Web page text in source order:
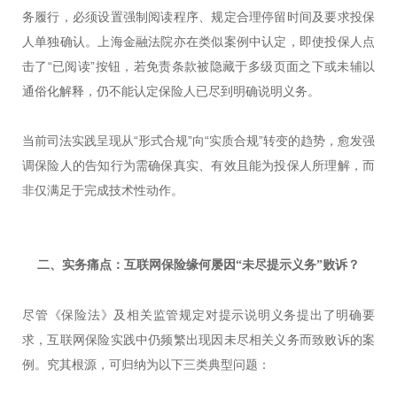
务履行，必须设置强制阅读程序、规定合理停留时间及要求投保
人单独确认。上海金融法院亦在类似案例中认定，即使投保人点
击了“已阅读”按钮，若免责条款被隐藏于多级页面之下或未辅以
通俗化解释，仍不能认定保险人已尽到明确说明义务。
当前司法实践呈现从“形式合规”向“实质合规”转变的趋势，愈发强
调保险人的告知行为需确保真实、有效且能为投保人所理解，而
非仅满足于完成技术性动作。
二、实务痛点： 互联网保险缘何屡因“未尽提示义务”败诉？
尽管《保险法》及相关监管规定对提示说明义务提出了明确要
求，互联网保险实践中仍频繁出现因未尽相关义务而致败诉的案
例。究其根源，可归纳为以下三类典型问题：